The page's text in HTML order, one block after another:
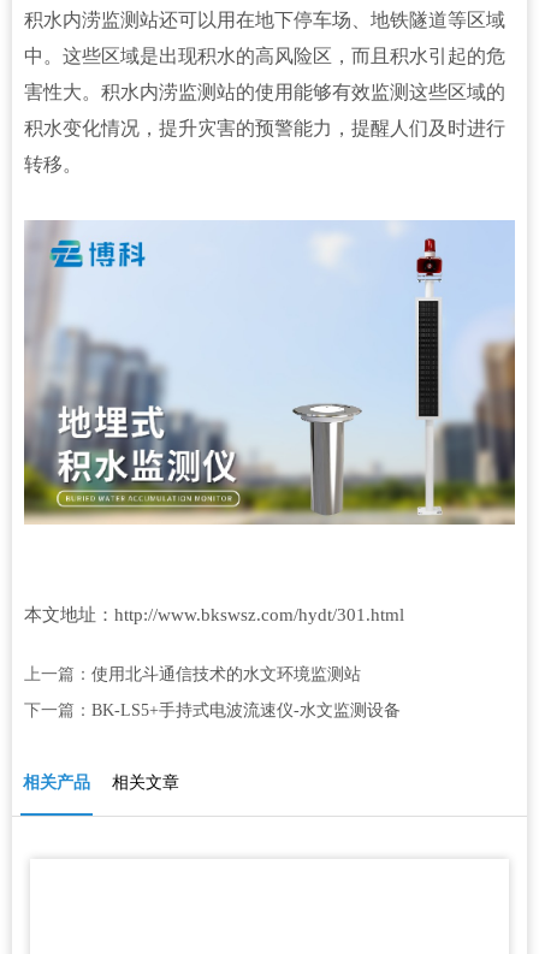
积水内涝监测站还可以用在地下停车场、地铁隧道等区域
中。这些区域是出现积水的高风险区，而且积水引起的危
害性大。积水内涝监测站的使用能够有效监测这些区域的
积水变化情况，提升灾害的预警能力，提醒人们及时进行
转移。
本文地址： http://www.bkswsz.com/hydt/301.html
上一篇： 使用北斗通信技术的水文环境监测站
下一篇： BK-LS5+手持式电波流速仪-水文监测设备
相关产品 相关文章